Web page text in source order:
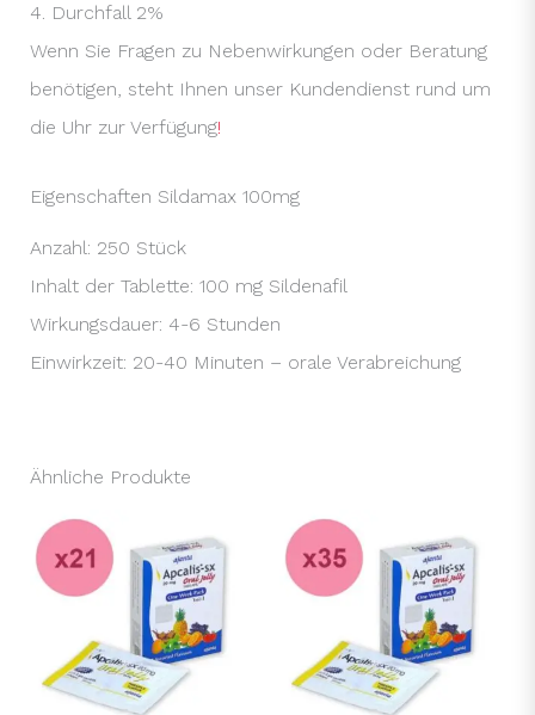
4. Durchfall 2%
Wenn Sie Fragen zu Nebenwirkungen oder Beratung
benötigen, steht Ihnen unser Kundendienst rund um
die Uhr zur Verfügung!
Eigenschaften Sildamax 100mg
Anzahl: 250 Stück
Inhalt der Tablette: 100 mg Sildenafil
Wirkungsdauer: 4-6 Stunden
Einwirkzeit: 20-40 Minuten – orale Verabreichung
Ähnliche Produkte